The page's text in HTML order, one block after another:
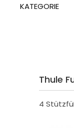
KATEGORIE
Thule
4